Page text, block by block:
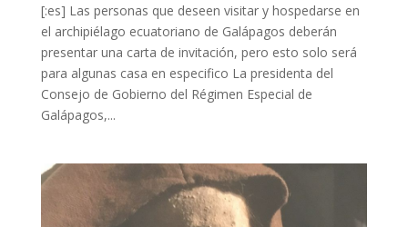
[:es] Las personas que deseen visitar y hospedarse en
el archipiélago ecuatoriano de Galápagos deberán
presentar una carta de invitación, pero esto solo será
para algunas casa en especifico La presidenta del
Consejo de Gobierno del Régimen Especial de
Galápagos,...